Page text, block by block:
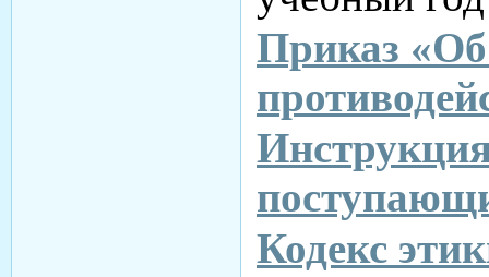
Приказ
Кодекс